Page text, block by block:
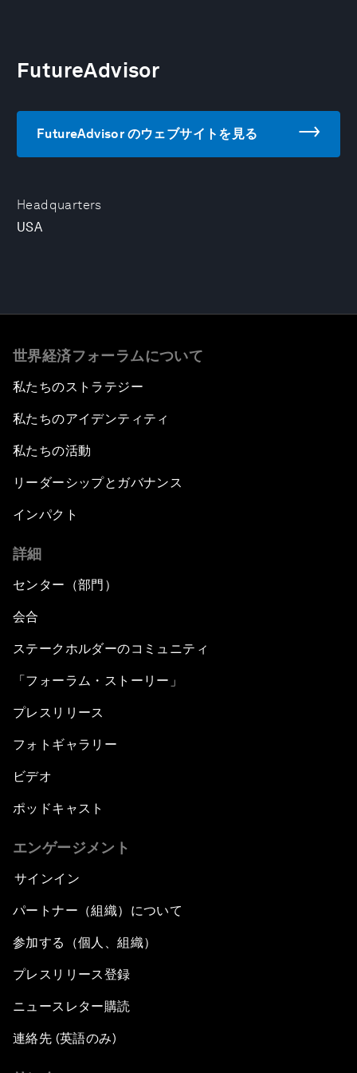
Headquarters
USA
FutureAdvisor
FutureAdvisor のウェブサイトを見る
世界経済フォーラムについて
私たちのストラテジー
私たちのアイデンティティ
私たちの活動
リーダーシップとガバナンス
インパクト
詳細
センター（部門）
会合
ステークホルダーのコミュニティ
「フォーラム・ストーリー」
プレスリリース
フォトギャラリー
ビデオ
ポッドキャスト
エンゲージメント
サインイン
パートナー（組織）について
参加する（個人、組織）
プレスリリース登録
ニュースレター購読
連絡先 (英語のみ)